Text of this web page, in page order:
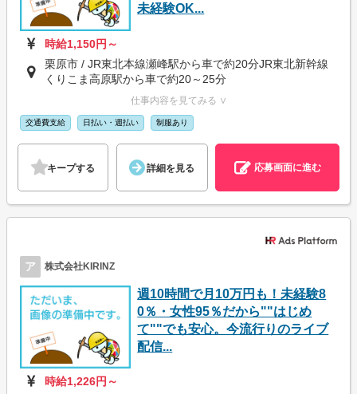
未経験OK...
時給1,150円～
栗原市 / JR東北本線瀬峰駅から車で約20分JR東北新幹線
くりこま高原駅から車で約20～25分
仕事内容を見てみる ∨
交通費支給 日払い・週払い 制服あり
キープする 詳細を見る 応募画面に進む
ア 株式会社KIRINZ
週10時間で月10万円も！未経験8
0％・女性95％だから""はじめ
て""でも安心。今流行りのライブ
配信...
時給1,226円～